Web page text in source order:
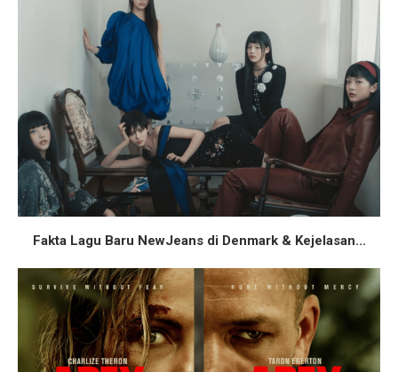
Fakta Lagu Baru NewJeans di Denmark & Kejelasan...